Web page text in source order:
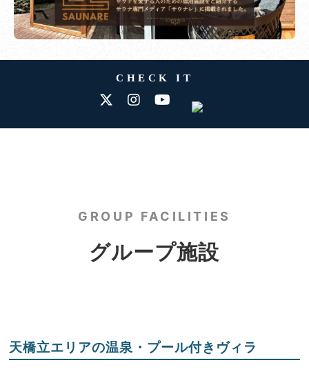
CHECK IT
GROUP FACILITIES
グループ施設
天橋立エリアの温泉・プール付きヴィラ